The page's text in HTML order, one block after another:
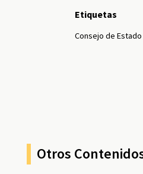
Etiquetas
Consejo de Estado
Otros